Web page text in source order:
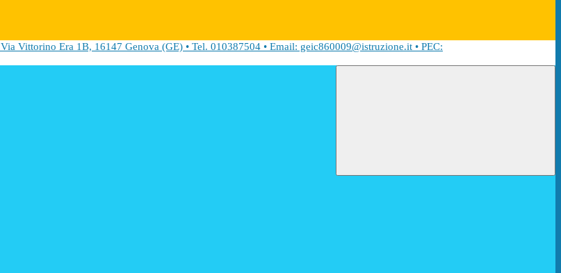
Via Vittorino Era 1B, 16147 Genova (GE) • Tel. 010387504 • Email: geic860009@istruzione.it • PEC: